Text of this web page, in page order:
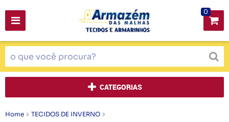
0
CATEGORIAS
Home
TECIDOS DE INVERNO